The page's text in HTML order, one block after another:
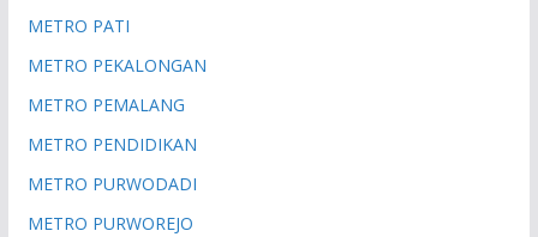
METRO PATI
METRO PEKALONGAN
METRO PEMALANG
METRO PENDIDIKAN
METRO PURWODADI
METRO PURWOREJO